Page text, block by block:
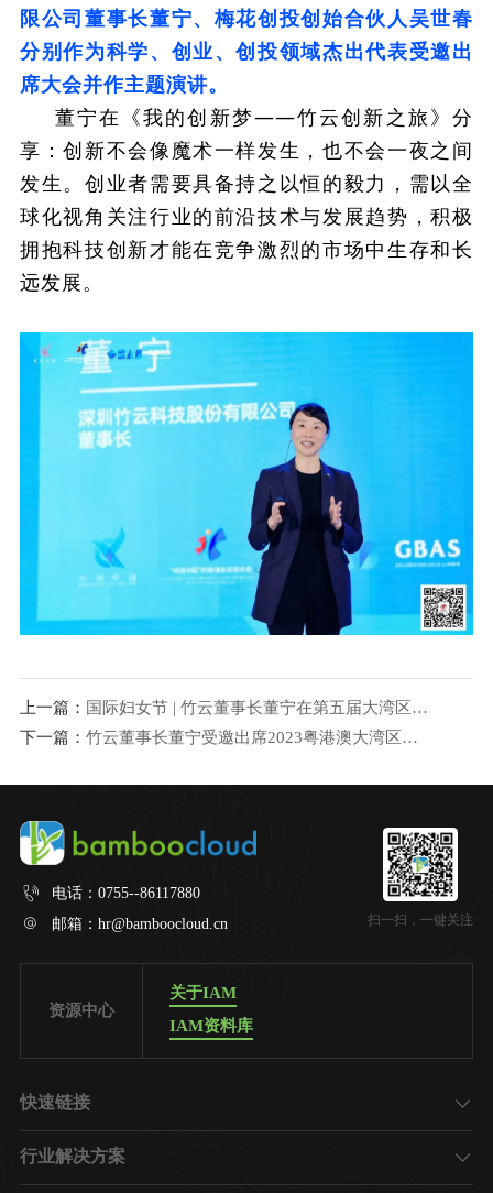
限公司董事长董宁、梅花创投创始合伙人吴世春
分别作为科学、创业、创投领域杰出代表受邀出
席大会并作主题演讲。
董宁在《我的创新梦——竹云创新之旅》分
享：创新不会像魔术一样发生，也不会一夜之间
发生。创业者需要具备持之以恒的毅力，需以全
球化视角关注行业的前沿技术与发展趋势，积极
拥抱科技创新才能在竞争激烈的市场中生存和长
远发展。
上一篇：
国际妇女节 | 竹云董事长董宁在第五届大湾区木棉论坛主题演讲
下一篇：
竹云董事长董宁受邀出席2023粤港澳大湾区创新战略学术研讨暨数字科技发展报告会议
电话： 0755--86117880
邮箱： hr@bamboocloud.cn 扫一扫，一键关注
资源中心
关于IAM
IAM资料库
快速链接
行业解决方案